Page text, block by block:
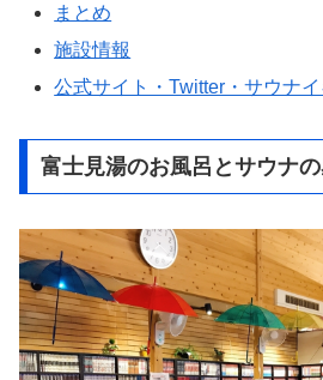
まとめ
施設情報
公式サイト・Twitter・サウナ
富士見湯のお風呂とサウナ